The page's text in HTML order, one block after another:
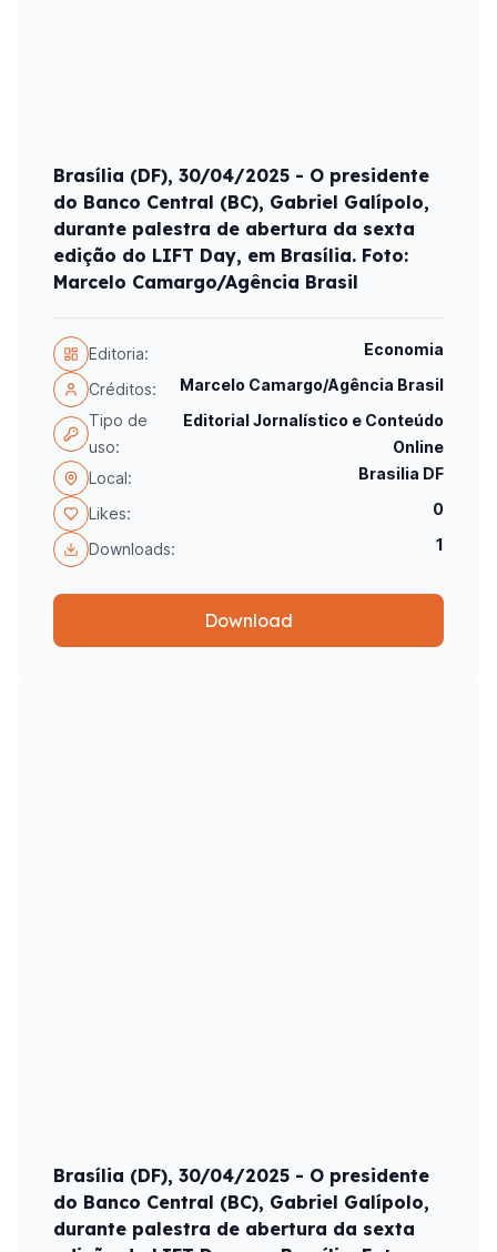
Brasília (DF), 30/04/2025 - O presidente
do Banco Central (BC), Gabriel Galípolo,
durante palestra de abertura da sexta
edição do LIFT Day, em Brasília. Foto:
Marcelo Camargo/Agência Brasil
Editoria: Economia
Créditos:
Marcelo Camargo/Agência Brasil
Tipo de
uso:
Editorial Jornalístico e Conteúdo
Online
Local:
Brasilia DF
Likes: 0
Downloads: 1
Download
Brasília (DF), 30/04/2025 - O presidente
do Banco Central (BC), Gabriel Galípolo,
durante palestra de abertura da sexta